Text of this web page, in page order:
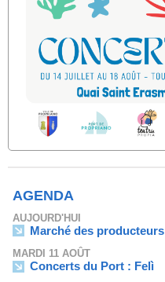
AGENDA
AUJOURD'HUI
Marché des producteurs
MARDI 11 AOÛT
Concerts du Port : Felì